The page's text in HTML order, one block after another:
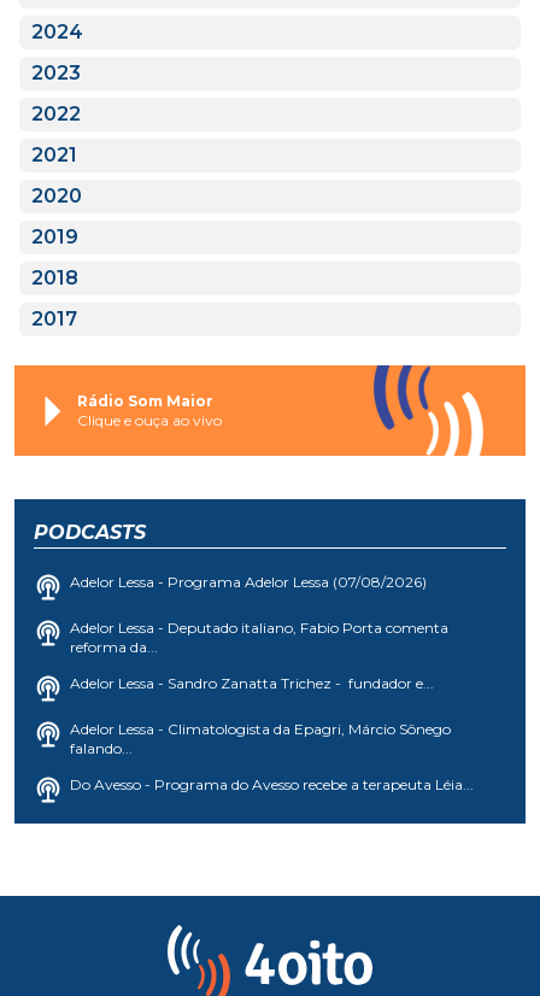
2024
2023
2022
2021
2020
2019
2018
2017
Rádio Som Maior
Clique e ouça ao vivo
PODCASTS
Adelor Lessa - Programa Adelor Lessa (07/08/2026)
Adelor Lessa - Deputado italiano, Fabio Porta comenta
reforma da...
Adelor Lessa - Sandro Zanatta Trichez - fundador e...
Adelor Lessa - Climatologista da Epagri, Márcio Sônego
falando...
Do Avesso - Programa do Avesso recebe a terapeuta Léia...